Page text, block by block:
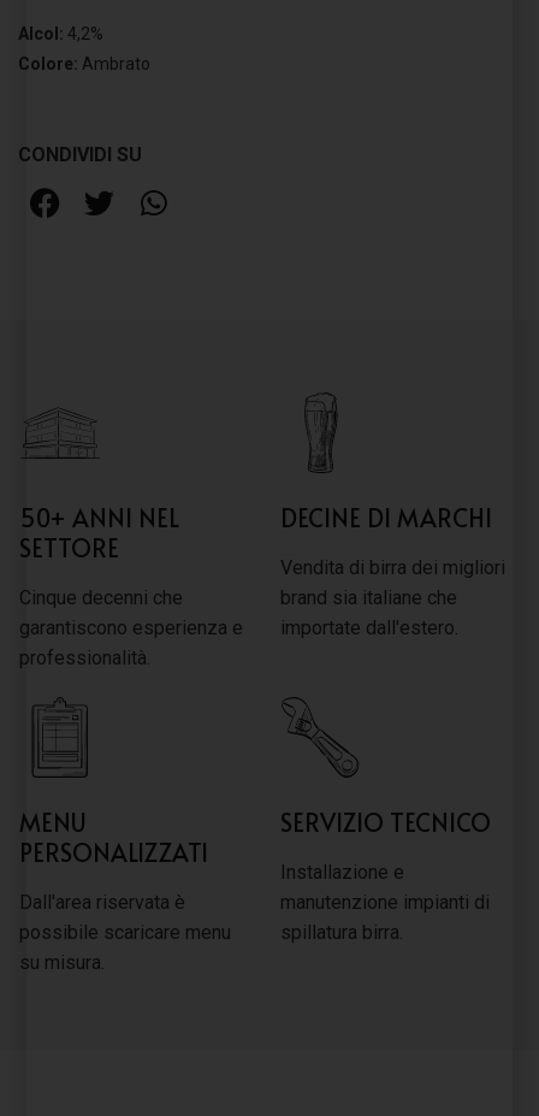
Alcol: 4,2%
Colore: Ambrato
CONDIVIDI SU
50+ ANNI NEL
SETTORE
Cinque decenni che
garantiscono esperienza e
professionalità.
DECINE DI MARCHI
Vendita di birra dei migliori
brand sia italiane che
importate dall'estero.
MENU
PERSONALIZZATI
Dall'area riservata è
possibile scaricare menu
su misura.
SERVIZIO TECNICO
Installazione e
manutenzione impianti di
spillatura birra.